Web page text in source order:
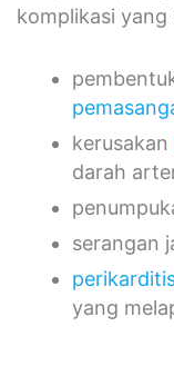
komplikasi
kerusakan
darah
serangan
yang